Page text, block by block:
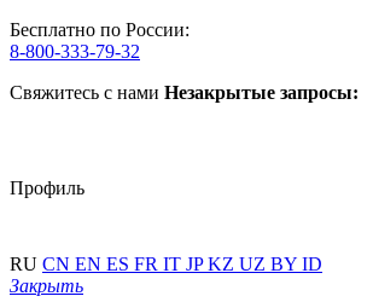
Бесплатно по России:
8-800-333-79-32
Свяжитесь с нами Незакрытые запросы:
Профиль
RU CN EN ES FR IT JPKZ UZ BY ID
Закрыть